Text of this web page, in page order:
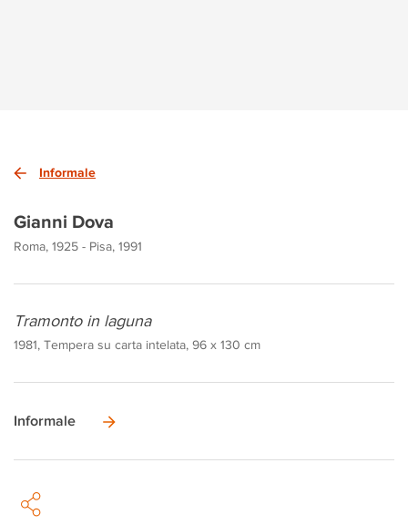
Informale
Gianni Dova
Roma, 1925 - Pisa, 1991
Tramonto in laguna
1981, Tempera su carta intelata, 96 x 130 cm
Informale